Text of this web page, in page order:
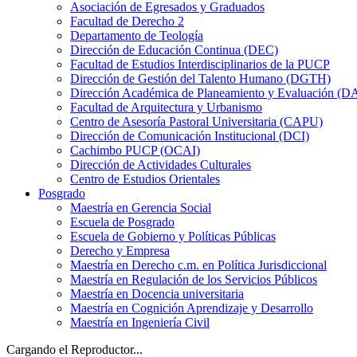
Asociación de Egresados y Graduados
Facultad de Derecho 2
Departamento de Teología
Dirección de Educación Continua (DEC)
Facultad de Estudios Interdisciplinarios de la PUCP
Dirección de Gestión del Talento Humano (DGTH)
Dirección Académica de Planeamiento y Evaluación
Facultad de Arquitectura y Urbanismo
Centro de Asesoría Pastoral Universitaria (CAPU)
Dirección de Comunicación Institucional (DCI)
Cachimbo PUCP (OCAI)
Dirección de Actividades Culturales
Centro de Estudios Orientales
Posgrado
Maestría en Gerencia Social
Escuela de Posgrado
Escuela de Gobierno y Políticas Públicas
Derecho y Empresa
Maestría en Derecho c.m. en Política Jurisdiccional
Maestría en Regulación de los Servicios Públicos
Maestría en Docencia universitaria
Maestría en Cognición Aprendizaje y Desarrollo
Maestría en Ingeniería Civil
Cargando el Reproductor...